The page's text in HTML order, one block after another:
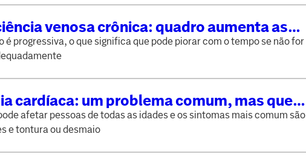
venosa crônica: quadro aumenta as
de trombose
é progressiva, o que significa que pode piorar com o tempo se não for
cardíaca: um problema comum, mas que
fatal
afetar pessoas de todas as idades e os sintomas mais comum são
e tontura ou desmaio